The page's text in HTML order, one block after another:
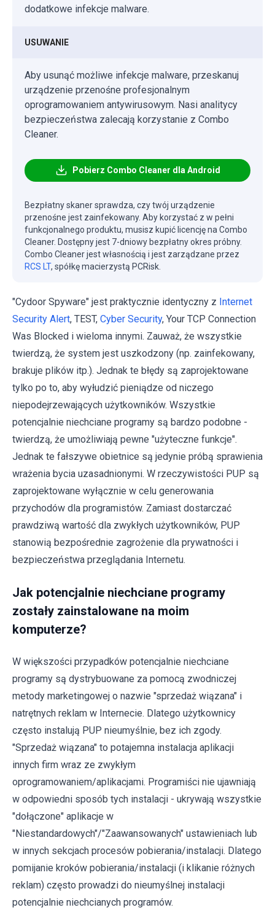
dodatkowe infekcje malware.
USUWANIE
Aby usunąć możliwe infekcje malware, przeskanuj
urządzenie przenośne profesjonalnym
oprogramowaniem antywirusowym. Nasi analitycy
bezpieczeństwa zalecają korzystanie z Combo
Cleaner.
Pobierz Combo Cleaner dla Android
Bezpłatny skaner sprawdza, czy twój urządzenie
przenośne jest zainfekowany. Aby korzystać z w pełni
funkcjonalnego produktu, musisz kupić licencję na Combo
Cleaner. Dostępny jest 7-dniowy bezpłatny okres próbny.
Combo Cleaner jest własnością i jest zarządzane przez
RCS LT, spółkę macierzystą PCRisk.
"Cydoor Spyware" jest praktycznie identyczny z Internet
Security Alert, TEST, Cyber Security, Your TCP Connection
Was Blocked i wieloma innymi. Zauważ, że wszystkie
twierdzą, że ​​system jest uszkodzony (np. zainfekowany,
brakuje plików itp.). Jednak te błędy są zaprojektowane
tylko po to, aby wyłudzić pieniądze od niczego
niepodejrzewających użytkowników. Wszystkie
potencjalnie niechciane programy są bardzo podobne -
twierdzą, że umożliwiają pewne "użyteczne funkcje".
Jednak te fałszywe obietnice są jedynie próbą sprawienia
wrażenia bycia uzasadnionymi. W rzeczywistości PUP są
zaprojektowane wyłącznie w celu generowania
przychodów dla programistów. Zamiast dostarczać
prawdziwą wartość dla zwykłych użytkowników, PUP
stanowią bezpośrednie zagrożenie dla prywatności i
bezpieczeństwa przeglądania Internetu.
Jak potencjalnie niechciane programy
zostały zainstalowane na moim
komputerze?
W większości przypadków potencjalnie niechciane
programy są dystrybuowane za pomocą zwodniczej
metody marketingowej o nazwie "sprzedaż wiązana" i
natrętnych reklam w Internecie. Dlatego użytkownicy
często instalują PUP nieumyślnie, bez ich zgody.
"Sprzedaż wiązana" to potajemna instalacja aplikacji
innych firm wraz ze zwykłym
oprogramowaniem/aplikacjami. Programiści nie ujawniają
w odpowiedni sposób tych instalacji - ukrywają wszystkie
"dołączone" aplikacje w
"Niestandardowych"/"Zaawansowanych" ustawieniach lub
w innych sekcjach procesów pobierania/instalacji. Dlatego
pomijanie kroków pobierania/instalacji (i klikanie różnych
reklam) często prowadzi do nieumyślnej instalacji
potencjalnie niechcianych programów.